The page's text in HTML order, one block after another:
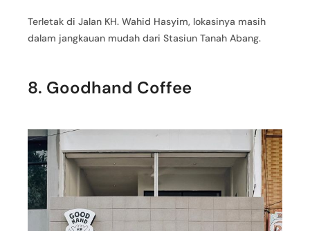
Terletak di Jalan KH. Wahid Hasyim, lokasinya masih
dalam jangkauan mudah dari Stasiun Tanah Abang.
8. Goodhand Coffee